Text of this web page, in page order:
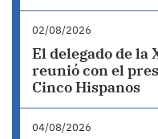
02/08/2026
El delegado de la
reunió con el
Cinco Hispanos
04/08/2026